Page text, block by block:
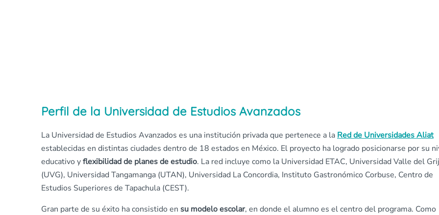
Perfil de la Universidad de Estudios Avanzados
La Universidad de Estudios Avanzados es una institución privada que pertenece a la Red de Universidades Aliat
establecidas en distintas ciudades dentro de 18 estados en México. El proyecto ha logrado posicionarse por su
educativo yflexibilidad de planes de estudio. La red incluye como la Universidad ETAC, Universidad Valle del
(UVG), Universidad Tangamanga (UTAN), Universidad La Concordia, Instituto Gastronómico Corbuse, Centro de
Estudios Superiores de Tapachula (CEST).
Gran parte de su éxito ha consistido en su modelo escolar, en donde el alumno es el centro del programa. Como